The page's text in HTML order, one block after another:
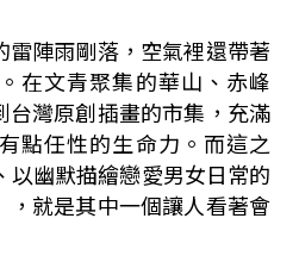
陣雨剛落，空氣裡還帶著
在文青聚集的華山、赤峰
台灣原創插畫的市集，充滿
點任性的生命力。而這之
以幽默描繪戀愛男女日常的
，就是其中一個讓人看著會